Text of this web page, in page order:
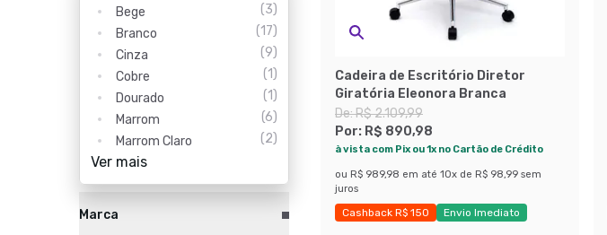
Bege
(3)
Branco
(17)
Cinza
(9)
Cobre
(1)
Dourado
(1)
Marrom
(6)
Marrom Claro
(2)
Ver mais
Marca
Cadeira de Escritório Diretor
Giratória Eleonora Branca
De:R$ 2.109,99
Por: R$ 890,98
à vista com Pix ou 1x no Cartão de Crédito
ou R$ 989,98 em até 10x de R$ 98,99 sem
juros
Cashback R$ 150
Envio Imediato